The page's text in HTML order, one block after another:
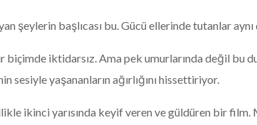
şeylerin başlıcası bu. Gücü ellerinde tutanlar aynı
iktidarsız. Ama pek umurlarında değil bu
sesiyle yaşananların ağırlığını hissettiriyor.
ikinci yarısında keyif veren ve güldüren bir